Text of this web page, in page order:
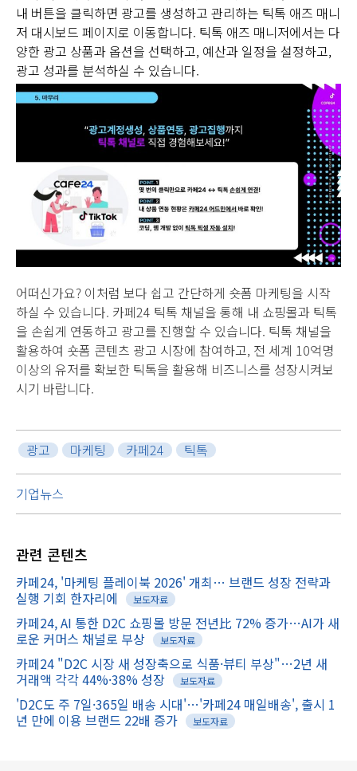
내 버튼을 클릭하면 광고를 생성하고 관리하는 틱톡 애즈 매니
저 대시보드 페이지로 이동합니다. 틱톡 애즈 매니저에서는 다
양한 광고 상품과 옵션을 선택하고, 예산과 일정을 설정하고,
광고 성과를 분석하실 수 있습니다.
어떠신가요? 이처럼 보다 쉽고 간단하게 숏폼 마케팅을 시작
하실 수 있습니다. 카페24 틱톡 채널을 통해 내 쇼핑몰과 틱톡
을 손쉽게 연동하고 광고를 진행할 수 있습니다. 틱톡 채널을
활용하여 숏폼 콘텐츠 광고 시장에 참여하고, 전 세계 10억명
이상의 유저를 확보한 틱톡을 활용해 비즈니스를 성장시켜보
시기 바랍니다.
광고 마케팅 카페24 틱톡
기업뉴스
관련 콘텐츠
카페24, '마케팅 플레이북 2026' 개최… 브랜드 성장 전략과
실행 기회 한자리에
보도자료
카페24, AI 통한 D2C 쇼핑몰 방문 전년比 72% 증가…AI가 새
로운 커머스 채널로 부상
보도자료
카페24 "D2C 시장 새 성장축으로 식품·뷰티 부상"…2년 새
거래액 각각 44%·38% 성장
보도자료
'D2C도 주 7일·365일 배송 시대'…'카페24 매일배송', 출시 1
년 만에 이용 브랜드 22배 증가
보도자료